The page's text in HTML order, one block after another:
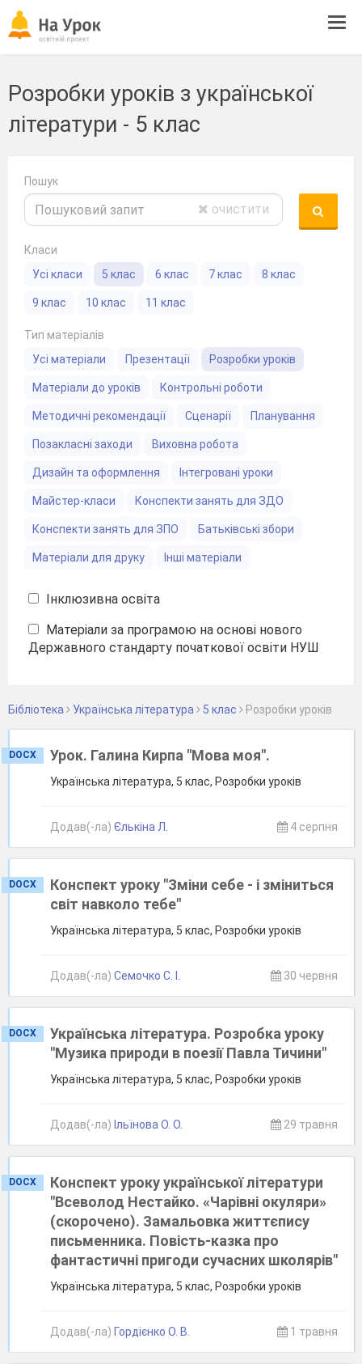
Розробки уроків з української
літератури - 5 клас
Пошук
очистити
Класи
Усі класи
5 клас 6 клас 7 клас 8 клас
9 клас 10 клас 11 клас
Тип матеріалів
Усі матеріали
Презентації Розробки уроків
Матеріали до уроків Контрольні роботи
Методичні рекомендації Сценарії Планування
Позакласні заходи Виховна робота
Дизайн та оформлення Інтегровані уроки
Майстер-класи Конспекти занять для ЗДО
Конспекти занять для ЗПО Батьківські збори
Матеріали для друку Інші матеріали
Інклюзивна освіта
Матеріали за програмою на основі нового
Державного стандарту початкової освіти НУШ
Бібліотека Українська література 5 клас Розробки уроків
DOCX Урок. Галина Кирпа "Мова моя".
Українська література, 5 клас, Розробки уроків
Додав(-ла) Єлькіна Л. 4 серпня
DOCX
Конспект уроку "Зміни себе - і зміниться
світ навколо тебе"
Українська література, 5 клас, Розробки уроків
Додав(-ла) Семочко C. І. 30 червня
DOCX
Українська література. Розробка уроку
"Музика природи в поезії Павла Тичини"
Українська література, 5 клас, Розробки уроків
Додав(-ла) Ільїнова О. О. 29 травня
DOCX
Конспект уроку української літератури
"Всеволод Нестайко. «Чарівні окуляри»
(скорочено). Замальовка життєпису
письменника. Повість-казка про
фантастичні пригоди сучасних школярів"
Українська література, 5 клас, Розробки уроків
Додав(-ла) Гордієнко О. В. 1 травня